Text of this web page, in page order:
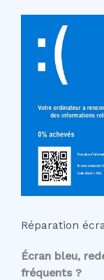
Réparation
Écran bleu,
fréquents ?